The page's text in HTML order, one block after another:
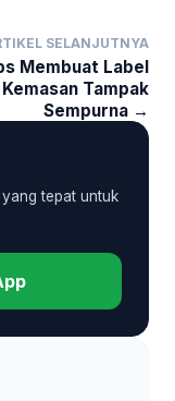
SELANJUTNYA
Membuat Label
Tampak
Sempurna →
tepat untuk